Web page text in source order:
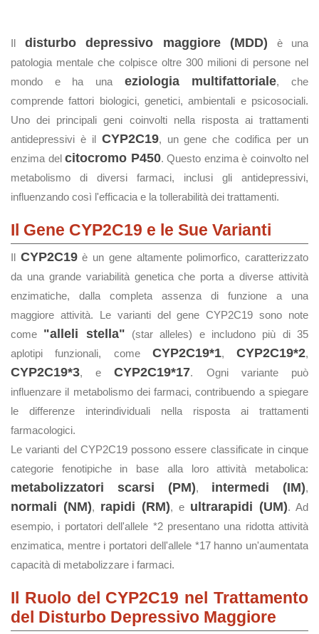
Il disturbo depressivo maggiore (MDD) è una
patologia mentale che colpisce oltre 300 milioni di persone nel
mondo e ha una eziologia multifattoriale, che
comprende fattori biologici, genetici, ambientali e psicosociali.
Uno dei principali geni coinvolti nella risposta ai trattamenti
antidepressivi è il CYP2C19, un gene che codifica per un
enzima del citocromo P450. Questo enzima è coinvolto nel
metabolismo di diversi farmaci, inclusi gli antidepressivi,
influenzando così l'efficacia e la tollerabilità dei trattamenti.
Il Gene CYP2C19 e le Sue Varianti
Il CYP2C19è un gene altamente polimorfico, caratterizzato
da una grande variabilità genetica che porta a diverse attività
enzimatiche, dalla completa assenza di funzione a una
maggiore attività. Le varianti del gene CYP2C19 sono note
come "alleli stella" (star alleles) e includono più di 35
aplotipi funzionali, come CYP2C19*1, CYP2C19*2,
CYP2C19*3, eCYP2C19*17. Ogni variante può
influenzare il metabolismo dei farmaci, contribuendo a spiegare
le differenze interindividuali nella risposta ai trattamenti
farmacologici.
Le varianti del CYP2C19 possono essere classificate in cinque
categorie fenotipiche in base alla loro attività metabolica:
metabolizzatori scarsi (PM), intermedi (IM),
normali (NM), rapidi (RM), e ultrarapidi (UM). Ad
esempio, i portatori dell'allele *2 presentano una ridotta attività
enzimatica, mentre i portatori dell'allele *17 hanno un'aumentata
capacità di metabolizzare i farmaci.
Il Ruolo del CYP2C19 nel Trattamento
del Disturbo Depressivo Maggiore